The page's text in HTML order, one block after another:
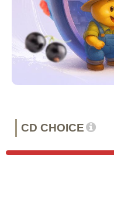
CD CHOICE